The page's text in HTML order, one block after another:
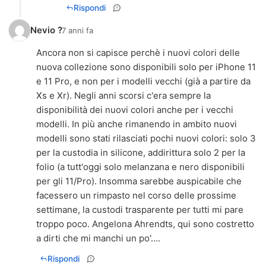
Rispondi
Nevio ?7 anni fa
Ancora non si capisce perchè i nuovi colori delle
nuova collezione sono disponibili solo per iPhone 11
e 11 Pro, e non per i modelli vecchi (già a partire da
Xs e Xr). Negli anni scorsi c'era sempre la
disponibilità dei nuovi colori anche per i vecchi
modelli. In più anche rimanendo in ambito nuovi
modelli sono stati rilasciati pochi nuovi colori: solo 3
per la custodia in silicone, addirittura solo 2 per la
folio (a tutt'oggi solo melanzana e nero disponibili
per gli 11/Pro). Insomma sarebbe auspicabile che
facessero un rimpasto nel corso delle prossime
settimane, la custodi trasparente per tutti mi pare
troppo poco. Angelona Ahrendts, qui sono costretto
a dirti che mi manchi un po'....
Rispondi